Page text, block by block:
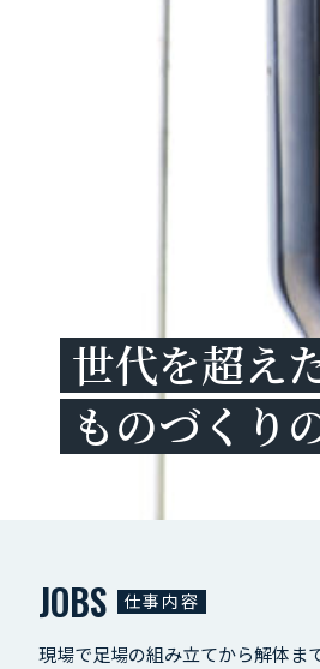
世代を超え
ものづくり
JOBS 仕事内容
現場で足場の組み立てから解体ま